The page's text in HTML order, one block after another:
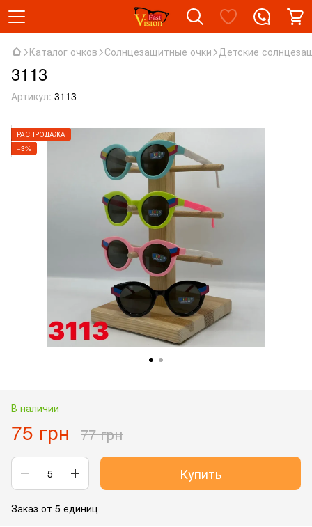
Каталог очков Солнцезащитные очки Детские
3113
Артикул: 3113
РАСПРОДАЖА
−3%
В наличии
75 грн 77 грн
Купить
Заказ от 5 единиц